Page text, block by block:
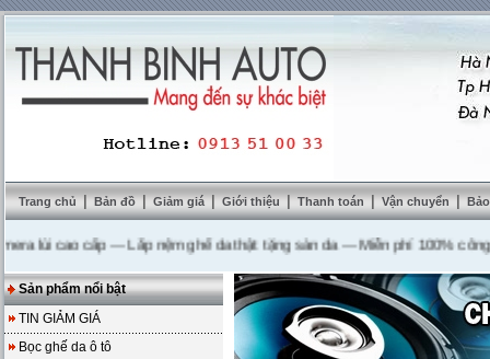
Trang chủ | Bản đồ | Giảm giá | Giới thiệu | Thanh toán | Vận chuyển |
cao cấp---Lắp nệm ghế da thật tặng sàn da--- Miễn phí 100% công lắp
Sản phẩm nổi bật
TIN GIẢM GIÁ
Bọc ghế da ô tô